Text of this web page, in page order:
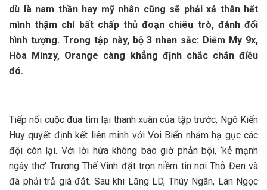
dù là nam thần hay mỹ nhân cũng sẽ phải xả thân hết
mình thậm chí bất chấp thủ đoạn chiêu trò, đánh đổi
hình tượng. Trong tập này, bộ 3 nhan sắc: Diễm My 9x,
Hòa Minzy, Orange càng khẳng định chắc chắn điều
đó.
Tiếp nối cuộc đua tìm lại thanh xuân của tập trước, Ngô Kiến
Huy quyết định kết liên minh với Voi Biển nhằm hạ gục các
đội còn lại. Với lời hứa không bao giờ phản bội, ‘kẻ mạnh
ngây thơ’ Trương Thế Vinh đặt trọn niềm tin nơi Thỏ Đen và
đã phải trả giá đắt. Sau khi Lăng LD, Thúy Ngân, Lan Ngọc